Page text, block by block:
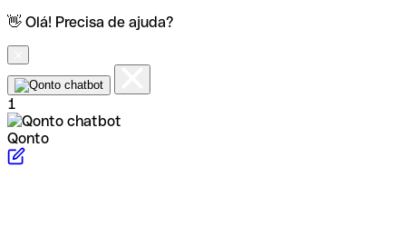
👋 Olá! Precisa de ajuda?
1
Qonto